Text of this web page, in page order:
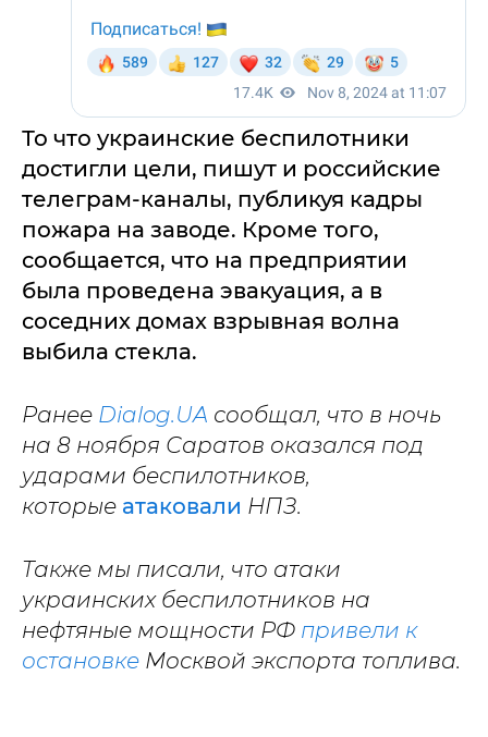
То что украинские беспилотники
достигли цели, пишут и российские
телеграм-каналы, публикуя кадры
пожара на заводе. Кроме того,
сообщается, что на предприятии
была проведена эвакуация, а в
соседних домах взрывная волна
выбила стекла.
Ранее Dialog.UA сообщал, что в ночь
на 8 ноября Саратов оказался под
ударами беспилотников,
которые атаковали НПЗ.
Также мы писали, что атаки
украинских беспилотников на
нефтяные мощности РФ привели к
остановке Москвой экспорта топлива.